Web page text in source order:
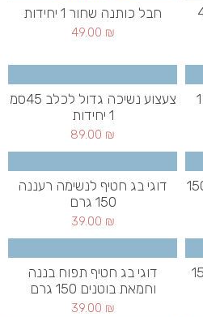
חבל כותנה שחור 1 יחידות
49.00 ₪
צעצוע נשיכה לכלב 30סמ 1
צעצוע נשיכה גדול לכלב 45סמ
1 יחידות
89.00 ₪
מורנינג אנרגי 150
דוגי בג חטיף לנשימה רעננה
150 גרם
39.00 ₪
דרימס 150
דוגי בג חטיף תפוח בננה
וחמאת בוטנים 150 גרם
39.00 ₪